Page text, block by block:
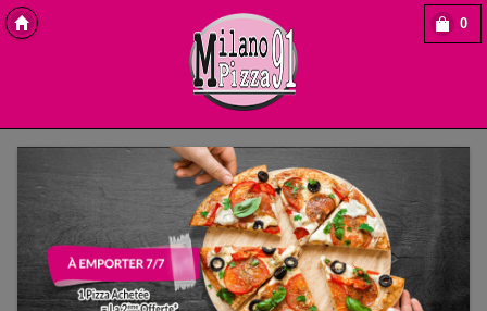
0
Copyright Des-click